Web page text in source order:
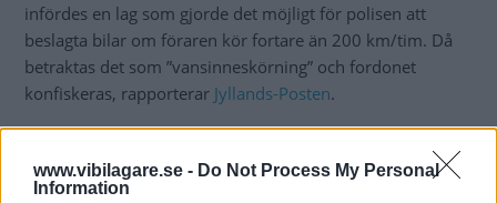
www.vibilagare.se - Do Not Process My Personal
Information
infördes en lag som gjorde det möjligt för polisen att
beslagta bilar om föraren kör fortare än 200 km/tim. Då
betraktas det som ”vansinneskörning” och fordonet
konfiskeras, rapporterar Jyllands-Posten.
Två dagar efter att lagen infördes stoppades en
bilhandlare på en motorväg i Nordsjälland. Bilhandlaren
körde en nyregistrerad Ferrari 488 Spider (topphastighet